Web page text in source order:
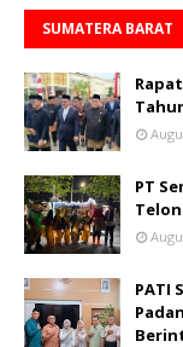
SUMATERA BARAT
PT
PATI